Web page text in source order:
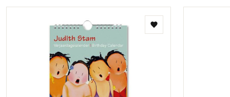
Toevoegen